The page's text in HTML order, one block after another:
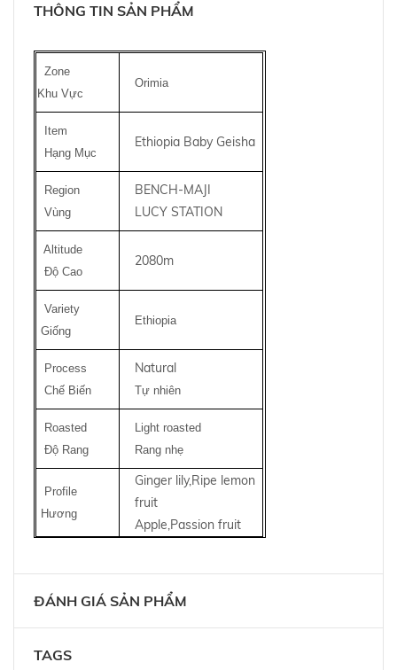
THÔNG TIN SẢN PHẨM
Zone
Khu Vực
Orimia
Item
Hạng Mục
Ethiopia Baby Geisha
Region
Vùng
BENCH-MAJI
LUCY STATION
Altitude
Độ Cao
2080m
Variety
Giống
Ethiopia
Process
Chế Biến
Natural
Tự nhiên
Roasted
Độ Rang
Light roasted
Rang nhẹ
Profile
Hương
Ginger lily,Ripe lemon
fruit
Apple,Passion fruit
ĐÁNH GIÁ SẢN PHẨM
TAGS